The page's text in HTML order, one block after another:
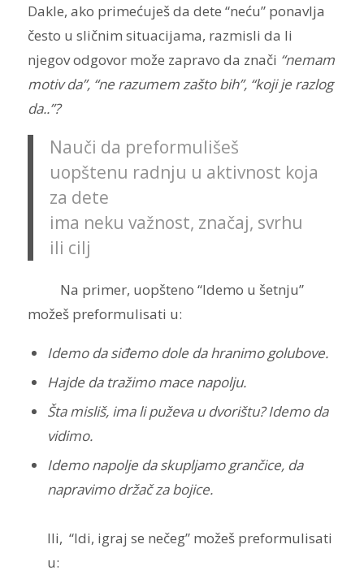
Dakle, ako primećuješ da dete “neću” ponavlja
često u sličnim situacijama, razmisli da li
njegov odgovor može zapravo da znači “nemam
motiv da”, “ne razumem zašto bih”, “koji je razlog
da..”?
Nauči da preformulišeš
uopštenu radnju u aktivnost koja
za dete
ima neku važnost, značaj, svrhu
ili cilj
Na primer, uopšteno “Idemo u šetnju”
možeš preformulisati u:
Idemo da siđemo dole da hranimo golubove.
Hajde da tražimo mace napolju.
Šta misliš, ima li puževa u dvorištu? Idemo da
vidimo.
Idemo napolje da skupljamo grančice, da
napravimo držač za bojice.
Ili, “Idi, igraj se nečeg” možeš preformulisati
u: